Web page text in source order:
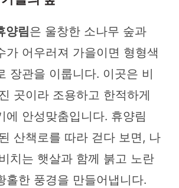
양림은 울창한 소나무 숲과
가 어우러져 가을이면 형형색
장관을 이룹니다. 이곳은 비
곳이라 조용하고 한적하게
에 안성맞춤입니다. 휴양림
산책로를 따라 걷다 보면, 나
치는 햇살과 함께 붉고 노란
홀한 풍경을 만들어냅니다.